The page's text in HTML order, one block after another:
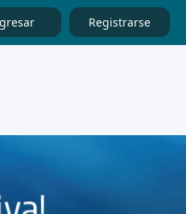
Registrarse